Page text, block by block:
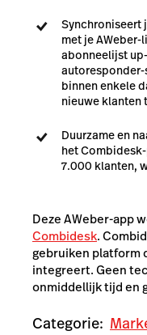
Synchroniseert
met je
abonneelijst
binnen enkele
nieuwe klanten
Duurzame en
het
7.000 klanten,
Deze AWeber-app
Combidesk.
gebruiken platform
integreert. Geen
onmiddellijk tijd en
Categorie: